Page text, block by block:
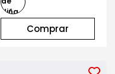
Comprar